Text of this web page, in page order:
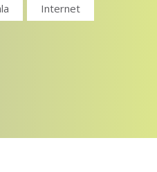
Internet